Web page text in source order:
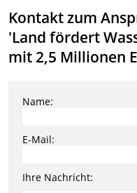
Kontakt zum
'Land fördert
mit 2,5 Millionen
Name:
E-Mail:
Ihre Nachricht: